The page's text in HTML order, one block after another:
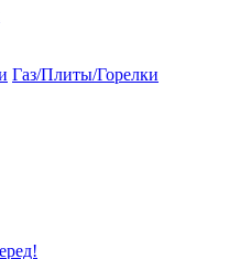
Газ/Плиты/Горелки